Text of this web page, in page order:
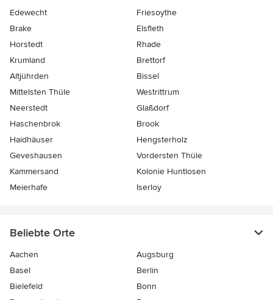
Edewecht
Friesoythe
Brake
Elsfleth
Horstedt
Rhade
Krumland
Brettorf
Altjührden
Bissel
Mittelsten Thüle
Westrittrum
Neerstedt
Glaßdorf
Haschenbrok
Brook
Haidhäuser
Hengsterholz
Geveshausen
Vordersten Thüle
Kammersand
Kolonie Huntlosen
Meierhafe
Iserloy
Beliebte Orte
Aachen
Augsburg
Basel
Berlin
Bielefeld
Bonn